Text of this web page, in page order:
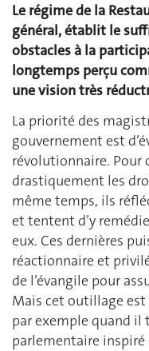
Le régime de la
général, établit le
obstacles à la
longtemps perçu
une vision très
La priorité des
gouvernement est
révolutionnaire.
drastiquement les
même temps, ils
et tentent d’y
eux. Ces dernières
réactionnaire et
de l’évangile pour
Mais cet outillage
par exemple quand il
parlementaire inspiré